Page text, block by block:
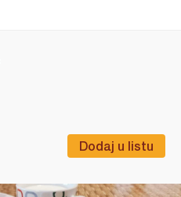
Dodaj u listu